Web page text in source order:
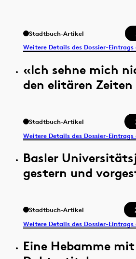
Stadtbuch-Artikel
Weitere Details des Dossier-Eintrags
«Ich sehne mich
den elitären
Stadtbuch-Artikel
Weitere Details des Dossier-Eintrags
Basler
gestern und
Stadtbuch-Artikel
Weitere Details des Dossier-Eintrags
Eine Hebamme mit